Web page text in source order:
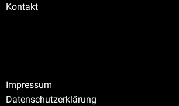
Kontakt
Impressum
Datenschutzerklärung